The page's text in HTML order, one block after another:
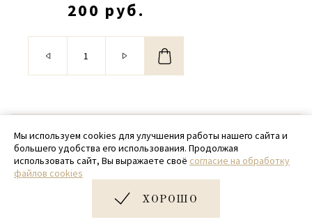
200 руб.
© 2020 - 2026 SamPack
+ 7 (918) 699-97-87
zakaz@sampack.store
Дизайн и разработка сайта
Мы используем cookies для улучшения работы нашего сайта и
большего удобства его использования. Продолжая
использовать сайт, Вы выражаете своё согласие на обработку
файлов cookies
ХОРОШО